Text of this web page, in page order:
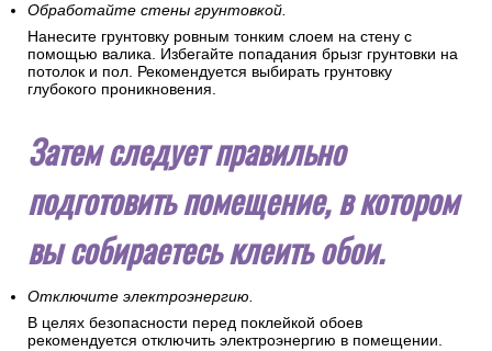
Обработайте стены грунтовкой.
Нанесите грунтовку ровным тонким слоем на стену с
помощью валика. Избегайте попадания брызг грунтовки на
потолок и пол. Рекомендуется выбирать грунтовку
глубокого проникновения.
Затем следует правильно
подготовить помещение, в котором
вы собираетесь клеить обои.
Отключите электроэнергию.
В целях безопасности перед поклейкой обоев
рекомендуется отключить электроэнергию в помещении.